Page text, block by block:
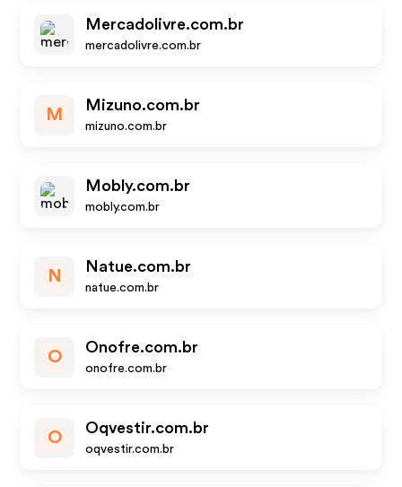
Mercadolivre.com.br
mercadolivre.com.br
M
Mizuno.com.br
mizuno.com.br
Mobly.com.br
mobly.com.br
N
Natue.com.br
natue.com.br
O
Onofre.com.br
onofre.com.br
O
Oqvestir.com.br
oqvestir.com.br